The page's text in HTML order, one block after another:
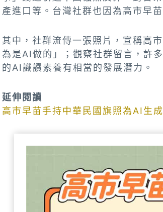
產進口等。台灣社群也因為高市早
其中，社群流傳一張照片，宣稱高
為是AI做的」；觀察社群留言，許
的AI識讀素養有相當的發展潛力。
延伸閱讀
高市早苗手持中華民國旗照為AI生